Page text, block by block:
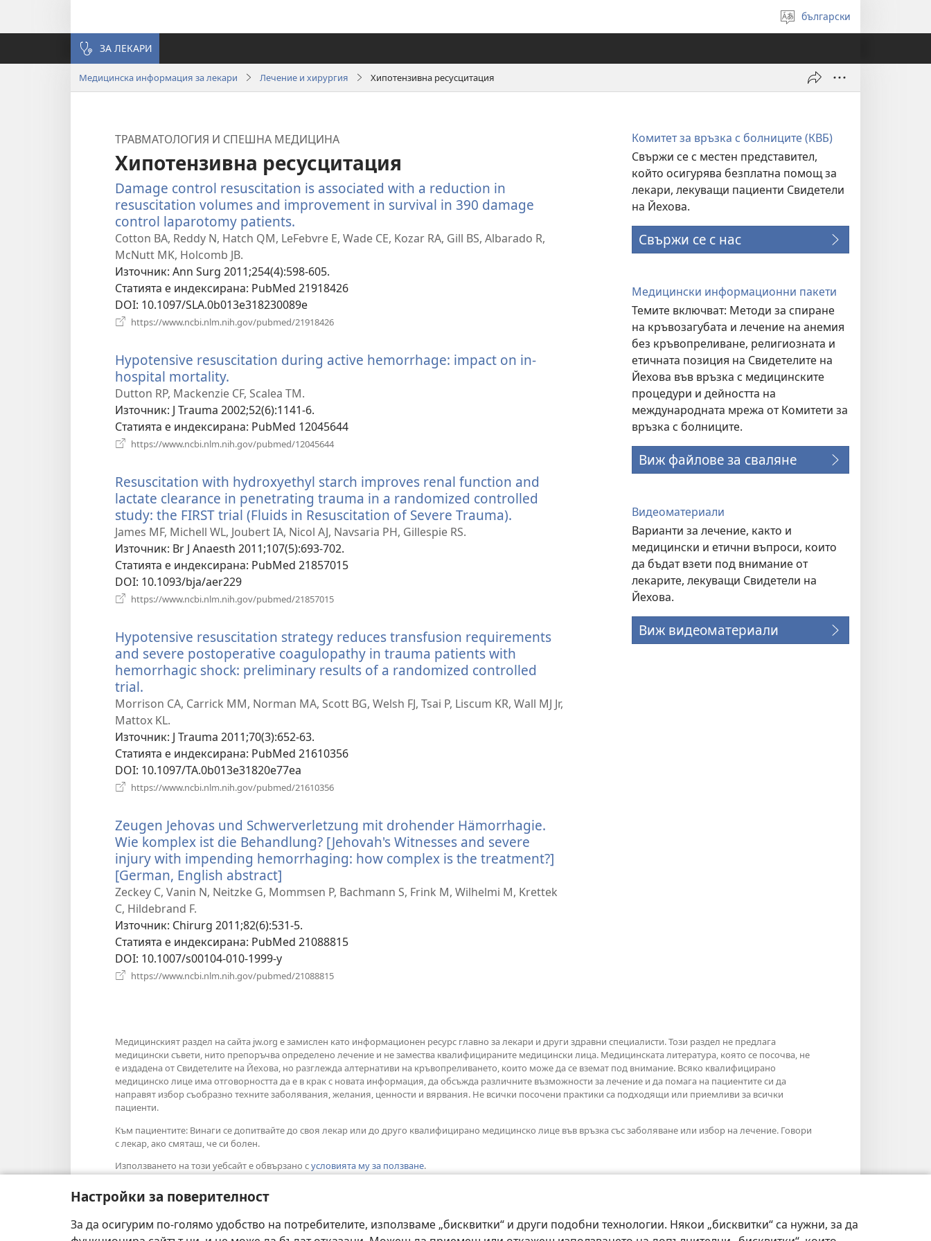
Настройки за поверителност
За да осигурим по-голямо удобство на потребителите, използваме „бисквитки“ и други подобни технологии. Някои „бисквитки“ са нужни, за да
Избери
език
български
ЗА ЛЕКАРИ
Медицинска информация за лекари Лечение и хирургия Хипотензивна ресусцитация
ТРАВМАТОЛОГИЯ И СПЕШНА МЕДИЦИНА
Хипотензивна ресусцитация
Damage control resuscitation is associated with a reduction in
resuscitation volumes and improvement in survival in 390 damage
control laparotomy patients.
нов
Cotton BA, Reddy N, Hatch QM, LeFebvre E, Wade CE, Kozar RA, Gill BS, Albarado R,
McNutt MK, Holcomb JB.
Източник‎: Ann Surg 2011;254(4):598-605.
Статията е индексирана‎: PubMed 21918426
DOI‎: 10.1097/SLA.0b013e318230089e
https://www.ncbi.nlm.nih.gov/pubmed/21918426
Hypotensive resuscitation during active hemorrhage: impact on in-
hospital mortality.
нов
прозорец)
Dutton RP, Mackenzie CF, Scalea TM.
Източник‎: J Trauma 2002;52(6):1141-6.
Статията е индексирана‎: PubMed 12045644
https://www.ncbi.nlm.nih.gov/pubmed/12045644
Resuscitation with hydroxyethyl starch improves renal function and
lactate clearance in penetrating trauma in a randomized controlled
study: the FIRST trial (Fluids in Resuscitation of Severe Trauma).
James MF, Michell WL, Joubert IA, Nicol AJ, Navsaria PH, Gillespie RS.
Източник‎: Br J Anaesth 2011;107(5):693-702.
Статията е индексирана‎: PubMed 21857015
DOI‎: 10.1093/bja/aer229
https://www.ncbi.nlm.nih.gov/pubmed/21857015
Hypotensive resuscitation strategy reduces transfusion requirements
and severe postoperative coagulopathy in trauma patients with
hemorrhagic shock: preliminary results of a randomized controlled
trial.
нов
прозорец)
Morrison CA, Carrick MM, Norman MA, Scott BG, Welsh FJ, Tsai P, Liscum KR, Wall MJ Jr,
Mattox KL.
Източник‎: J Trauma 2011;70(3):652-63.
Статията е индексирана‎: PubMed 21610356
DOI‎: 10.1097/TA.0b013e31820e77ea
https://www.ncbi.nlm.nih.gov/pubmed/21610356
Zeugen Jehovas und Schwerverletzung mit drohender Hämorrhagie.
Wie komplex ist die Behandlung? [Jehovah's Witnesses and severe
injury with impending hemorrhaging: how complex is the treatment?]
[German, English abstract]
нов
Zeckey C, Vanin N, Neitzke G, Mommsen P, Bachmann S, Frink M, Wilhelmi M, Krettek
C, Hildebrand F.
Източник‎: Chirurg 2011;82(6):531-5.
Статията е индексирана‎: PubMed 21088815
DOI‎: 10.1007/s00104-010-1999-y
https://www.ncbi.nlm.nih.gov/pubmed/21088815
Комитет за връзка с болниците (КВБ)
Свържи се с местен представител,
който осигурява безплатна помощ за
лекари, лекуващи пациенти Свидетели
на Йехова.
Свържи се с нас
Медицински информационни пакети
Темите включват: Методи за спиране
на кръвозагубата и лечение на анемия
без кръвопреливане, религиозната и
етичната позиция на Свидетелите на
Йехова във връзка с медицинските
процедури и дейността на
международната мрежа от Комитети за
връзка с болниците.
Виж файлове за сваляне
Видеоматериали
Варианти за лечение, както и
медицински и етични въпроси, които
да бъдат взети под внимание от
лекарите, лекуващи Свидетели на
Йехова.
Виж видеоматериали
Медицинският раздел на сайта jw.org е замислен като информационен ресурс главно за лекари и други здравни специалисти. Този раздел не предлага
медицински съвети, нито препоръчва определено лечение и не замества квалифицираните медицински лица. Медицинската литература, която се посочва, не
е издадена от Свидетелите на Йехова, но разглежда алтернативи на кръвопреливането, които може да се вземат под внимание. Всяко квалифицирано
медицинско лице има отговорността да е в крак с новата информация, да обсъжда различните възможности за лечение и да помага на пациентите си да
направят избор съобразно техните заболявания, желания, ценности и вярвания. Не всички посочени практики са подходящи или приемливи за всички
пациенти.
Към пациентите: Винаги се допитвайте до своя лекар или до друго квалифицирано медицинско лице във връзка със заболяване или избор на лечение. Говори
с лекар, ако смяташ, че си болен.
Използването на този уебсайт е обвързано сусловията му за ползване.
Тема